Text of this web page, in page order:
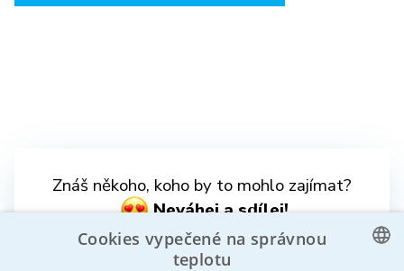
Znáš někoho, koho by to mohlo zajímat?
Neváhej a sdílej!
Cookies vypečené na správnou
teplotu